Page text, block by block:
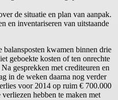
de situatie en plan van aanpak.
en inventariseren van uitstaande
kwamen binnen drie
geboekte kosten of ten onrechte
gesprekken met crediteuren en
in de weken daarna nog verder
voor 2014 op ruim € 700.000
hebben te maken met